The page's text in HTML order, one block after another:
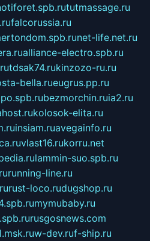
tutmassage.ru
falcorussia.ru
net-life.net.ru
alliance-electro.spb.ru
tdsak74.rukinzozo-ru.ru
bella.rueugrus.pp.ru
bezmorchin.ruia2.ru
kolosok-elita.ru
insiam.ruavegainfo.ru
vlast16.rukorru.net
lammin-suo.spb.ru
running-line.ru
rust-loco.rudugshop.ru
mymubaby.ru
rusgosnews.com
w-dev.ruf-ship.ru